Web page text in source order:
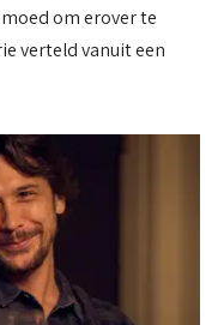
om erover te
verteld vanuit een